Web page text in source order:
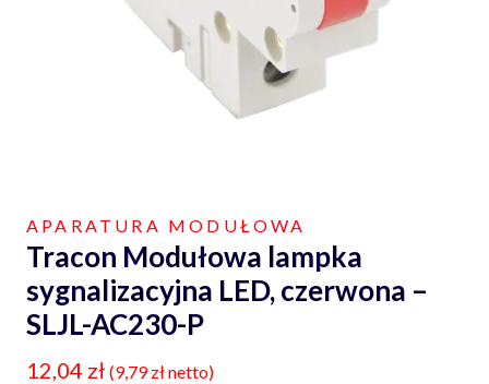
APARATURA MODUŁOWA
Tracon Modułowa lampka
sygnalizacyjna LED, czerwona –
SLJL-AC230-P
12,04 zł (9,79złnetto)